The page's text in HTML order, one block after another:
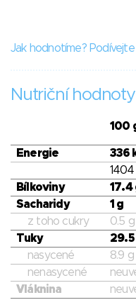
Jak hodnotíme?
Nutriční hodnoty
100
Energie 336
1404
Bílkoviny
17.4
Sacharidy
1 g
z toho cukry
0.5 g
Tuky
29.5
nasycené
8.9 g
nenasycené
Vláknina